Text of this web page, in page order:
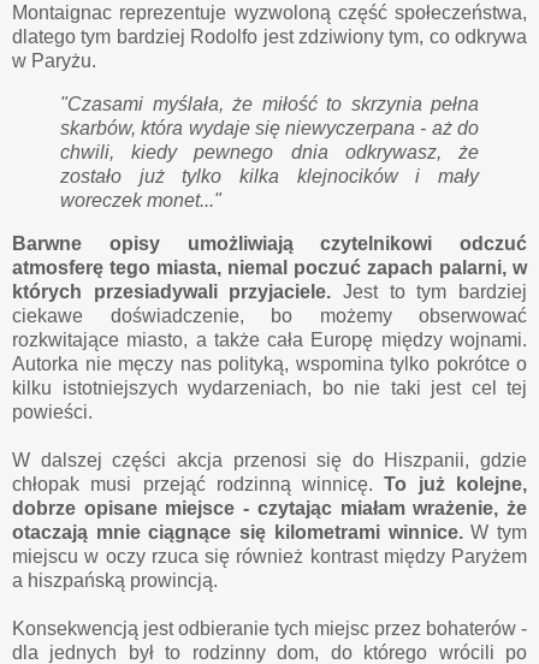
Montaignac reprezentuje wyzwoloną część społeczeństwa,
dlatego tym bardziej Rodolfo jest zdziwiony tym, co odkrywa
w Paryżu.
"Czasami myślała, że miłość to skrzynia pełna
skarbów, która wydaje się niewyczerpana - aż do
chwili, kiedy pewnego dnia odkrywasz, że
zostało już tylko kilka klejnocików i mały
woreczek monet..."
Barwne opisy umożliwiają czytelnikowi odczuć
atmosferę tego miasta, niemal poczuć zapach palarni, w
których przesiadywali przyjaciele. Jest to tym bardziej
ciekawe doświadczenie, bo możemy obserwować
rozkwitające miasto, a także cała Europę między wojnami.
Autorka nie męczy nas polityką, wspomina tylko pokrótce o
kilku istotniejszych wydarzeniach, bo nie taki jest cel tej
powieści.
W dalszej części akcja przenosi się do Hiszpanii, gdzie
chłopak musi przejąć rodzinną winnicę.To już kolejne,
dobrze opisane miejsce - czytając miałam wrażenie, że
otaczają mnie ciągnące się kilometrami winnice.W tym
miejscu w oczy rzuca się również kontrast między Paryżem
a hiszpańską prowincją.
Konsekwencją jest odbieranie tych miejsc przez bohaterów -
dla jednych był to rodzinny dom, do którego wrócili po